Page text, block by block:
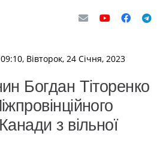
09:10, Вівторок, 24 Січня, 2023
Богдан Тіторенко
з вільної